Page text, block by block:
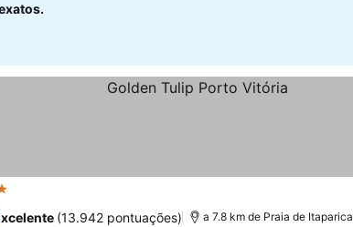
(13.942 pontuações) a 7.8 km de Praia de Itaparica